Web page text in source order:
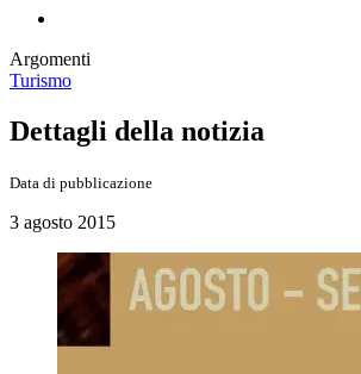
Argomenti
Turismo
Dettagli della notizia
Data di pubblicazione
3 agosto 2015